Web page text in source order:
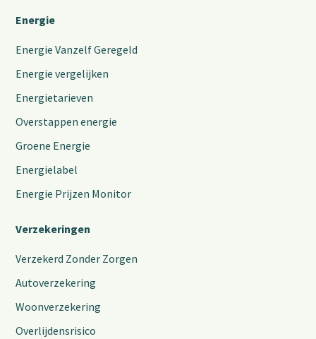
Energie
Energie Vanzelf Geregeld
Energie vergelijken
Energietarieven
Overstappen energie
Groene Energie
Energielabel
Energie Prijzen Monitor
Verzekeringen
Verzekerd Zonder Zorgen
Autoverzekering
Woonverzekering
Overlijdensrisico